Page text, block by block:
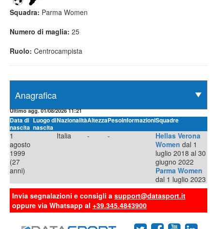
Squadra: Parma Women
Numero di maglia: 25
Ruolo: Centrocampista
Ultimo agg. 01/08/2026 11:21
Data di
nascita
Luogo di
nascita
NazionalitàAltezzaPesoInformazioniSquadre
1
agosto
1999
(27
anni)
Italia - -
Hellas Verona
Women dal 1
luglio 2018 al 30
giugno 2022
Parma Women
dal 1 luglio 2023
Invia segnalazioni e consigli a support@datasport.it
oppure via Whatsapp al +39.345.4843900